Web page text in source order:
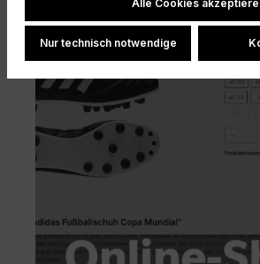
Alle Cookies
Nur technisch notwendige